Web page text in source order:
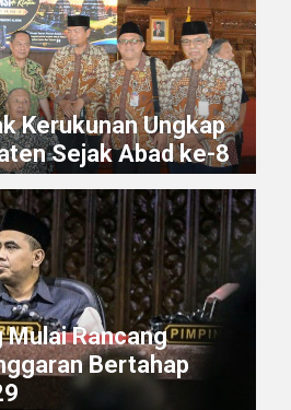
Kerukunan Ungkap
Sejak Abad ke-8
Rancang
Bertahap